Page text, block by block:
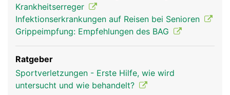
Krankheitserreger
Infektionserkrankungen auf Reisen bei Senioren
Grippeimpfung: Empfehlungen des BAG
Ratgeber
Sportverletzungen - Erste Hilfe, wie wird
untersucht und wie behandelt?